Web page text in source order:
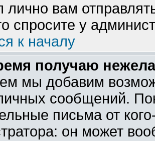
лично вам
спросите у
к началу
получаю
мы добавим
сообщений.
письма от
он может